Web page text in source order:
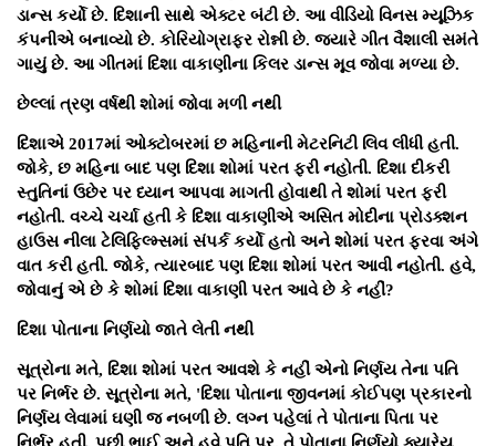
ડાન્સ કર્યો છે. દિશાની સાથે એક્ટર બંટી છે. આ વીડિયો વિનસ મ્યૂઝિક
કંપનીએ બનાવ્યો છે. કોરિયોગ્રાફર રોન્ની છે. જ્યારે ગીત વૈશાલી સમંતે
ગાયું છે. આ ગીતમાં દિશા વાકાણીના કિલર ડાન્સ મૂવ જોવા મળ્યા છે.
છેલ્લાં ત્રણ વર્ષથી શોમાં જોવા મળી નથી
દિશાએ 2017માં ઓક્ટોબરમાં છ મહિનાની મેટરનિટી લિવ લીધી હતી.
જોકે, છ મહિના બાદ પણ દિશા શોમાં પરત ફરી નહોતી. દિશા દીકરી
સ્તુતિનાં ઉછેર પર ધ્યાન આપવા માગતી હોવાથી તે શોમાં પરત ફરી
નહોતી. વચ્ચે ચર્ચા હતી કે દિશા વાકાણીએ અસિત મોદીના પ્રોડક્શન
હાઉસ નીલા ટેલિફિલ્મ્સમાં સંપર્ક કર્યો હતો અને શોમાં પરત ફરવા અંગે
વાત કરી હતી. જોકે, ત્યારબાદ પણ દિશા શોમાં પરત આવી નહોતી. હવે,
જોવાનું એ છે કે શોમાં દિશા વાકાણી પરત આવે છે કે નહીં?
દિશા પોતાના નિર્ણયો જાતે લેતી નથી
સૂત્રોના મતે, દિશા શોમાં પરત આવશે કે નહીં એનો નિર્ણય તેના પતિ
પર નિર્ભર છે. સૂત્રોના મતે, 'દિશા પોતાના જીવનમાં કોઈપણ પ્રકારનો
નિર્ણય લેવામાં ઘણી જ નબળી છે. લગ્ન પહેલાં તે પોતાના પિતા પર
નિર્ભર હતી. પછી ભાઈ અને હવે પતિ પર. તે પોતાના નિર્ણયો ક્યારેય